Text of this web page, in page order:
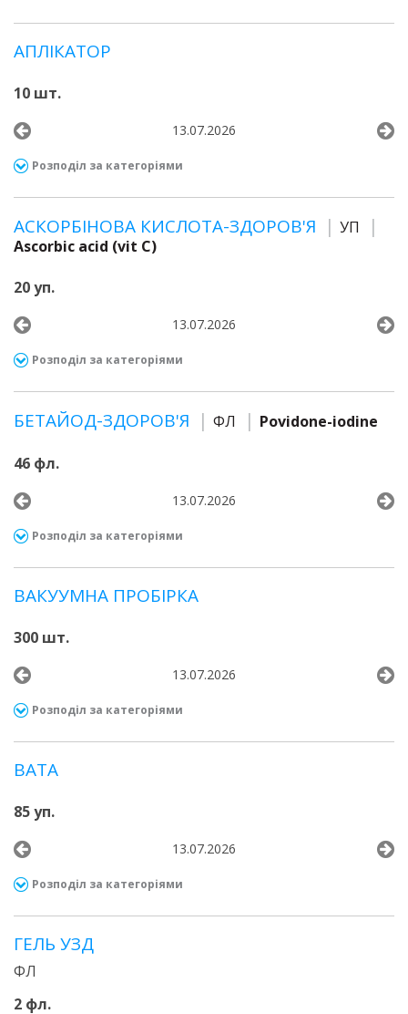
АПЛІКАТОР
10 шт.
13.07.2026
Розподіл за категоріями
АСКОРБІНОВА КИСЛОТА-ЗДОРОВ'Я
УП
Ascorbic acid (vit C)
20 уп.
13.07.2026
Розподіл за категоріями
БЕТАЙОД-ЗДОРОВ'Я ФЛ Povidone-iodine
46 фл.
13.07.2026
Розподіл за категоріями
ВАКУУМНА ПРОБІРКА
300 шт.
13.07.2026
Розподіл за категоріями
ВАТА
85 уп.
13.07.2026
Розподіл за категоріями
ГЕЛЬ УЗД
ФЛ
2 фл.